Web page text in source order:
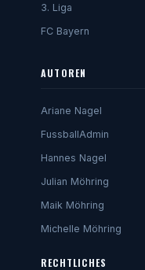
3. Liga
FC Bayern
AUTOREN
Ariane Nagel
FussballAdmin
Hannes Nagel
Julian Möhring
Maik Möhring
Michelle Möhring
RECHTLICHES